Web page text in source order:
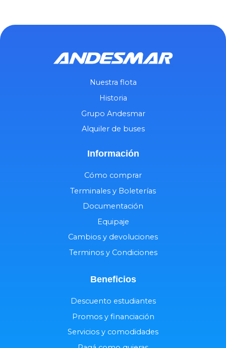
Nuestra flota
Historia
Grupo Andesmar
Alquiler de buses
Información
Cómo comprar
Terminales y Boleterías
Documentación
Equipaje
Cambios y devoluciones
Terminos y Condiciones
Beneficios
Descuento estudiantes
Promos y financiación
Servicios y comodidades